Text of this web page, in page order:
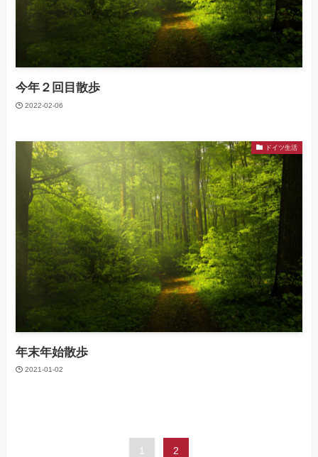
今年２回目散歩
2022-02-06
ドイツ生活
年末年始散歩
2021-01-02
1 2